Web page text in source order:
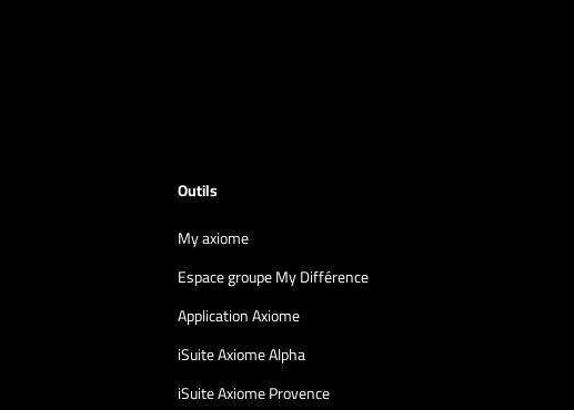
Outils
My axiome
Espace groupe My Différence
Application Axiome
iSuite Axiome Alpha
iSuite Axiome Provence